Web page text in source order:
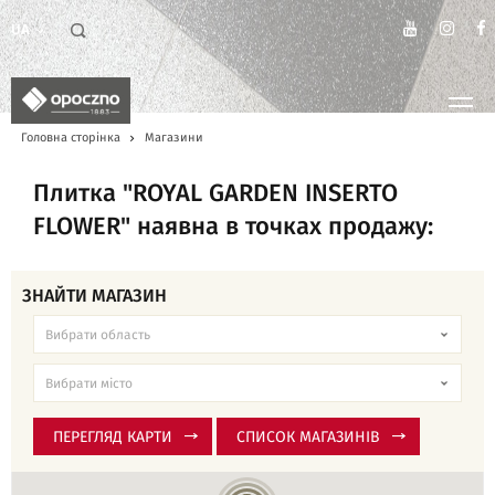
UA
Головна сторінка Магазини
Плитка "ROYAL GARDEN INSERTO
FLOWER" наявна в точках продажу:
ЗНАЙТИ МАГАЗИН
ПЕРЕГЛЯД КАРТИ СПИСОК МАГАЗИНІВ